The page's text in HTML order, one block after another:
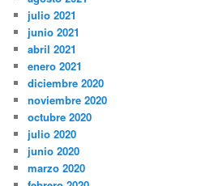
julio 2021
junio 2021
abril 2021
enero 2021
diciembre 2020
noviembre 2020
octubre 2020
julio 2020
junio 2020
marzo 2020